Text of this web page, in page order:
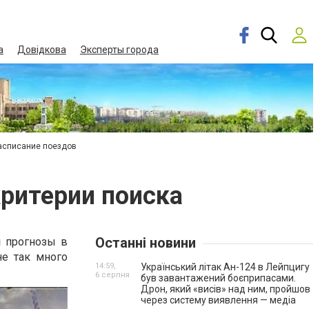
Довідкова Эксперты города
поездов
поиска
прогнозы в
так много
Останні новини
Український літак Ан-124 в Лейпцигу
був завантажений боєприпасами.
Дрон, який «висів» над ним, пройшов
через систему виявлення — медіа
14:59,
6 серпня